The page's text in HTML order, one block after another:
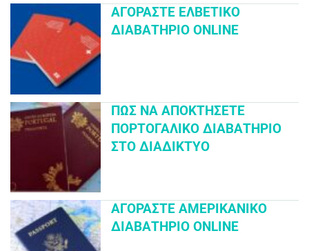
ΑΓΟΡΆΣΤΕ ΕΛΒΕΤΙΚΌ
ΔΙΑΒΑΤΉΡΙΟ ONLINE
ΠΏΣ ΝΑ ΑΠΟΚΤΉΣΕΤΕ
ΠΟΡΤΟΓΑΛΙΚΌ ΔΙΑΒΑΤΉΡΙΟ
ΣΤΟ ΔΙΑΔΊΚΤΥΟ
ΑΓΟΡΆΣΤΕ ΑΜΕΡΙΚΑΝΙΚΌ
ΔΙΑΒΑΤΉΡΙΟ ONLINE